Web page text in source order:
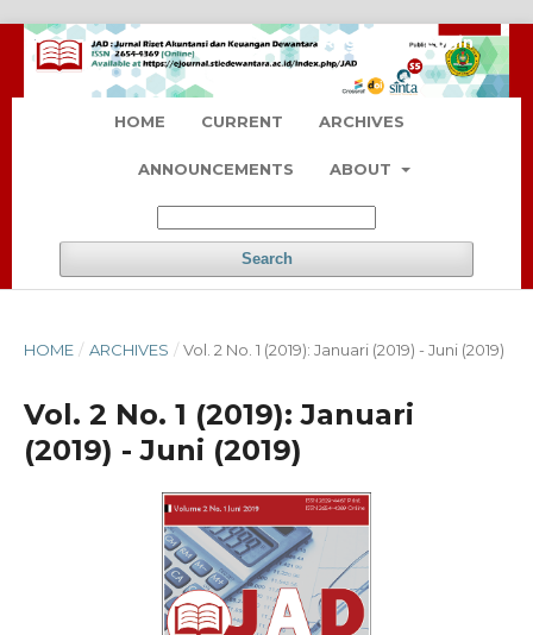
HOME CURRENT ARCHIVES
ANNOUNCEMENTS ABOUT
Search
Register Login
HOME / ARCHIVES / Vol. 2 No. 1 (2019): Januari (2019) - Juni (2019)
Vol. 2 No. 1 (2019): Januari
(2019) - Juni (2019)